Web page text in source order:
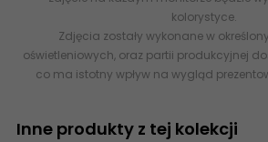
kolorystyce.
Zdjęcia zostały wykonane w
oświetleniowych, oraz partii produkcyjnej
co ma istotny wpływ na wygląd
Inne produkty z tej kolekcji